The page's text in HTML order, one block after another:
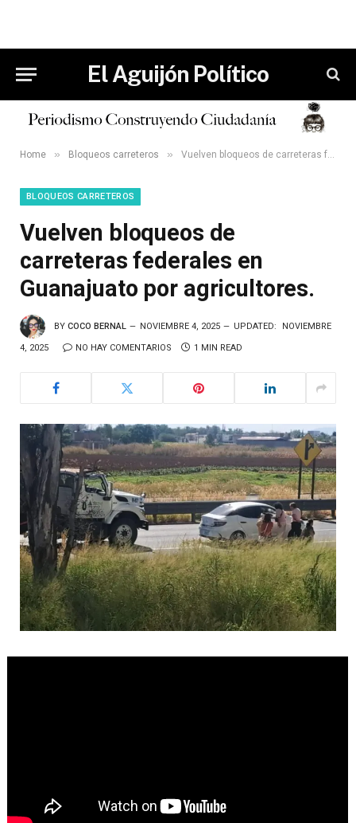
El Aguijón Político
Home » Bloqueos carreteros » Vuelven bloqueos de carreteras federales en Guanajuato por agricultores.
BLOQUEOS CARRETEROS
Vuelven bloqueos de
carreteras federales en
Guanajuato por agricultores.
BY COCO BERNAL NOVIEMBRE 4, 2025 UPDATED: NOVIEMBRE
4, 2025 NO HAY COMENTARIOS 1 MIN READ